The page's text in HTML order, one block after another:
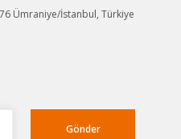
Ümraniye/İstanbul, Türkiye
Gönder